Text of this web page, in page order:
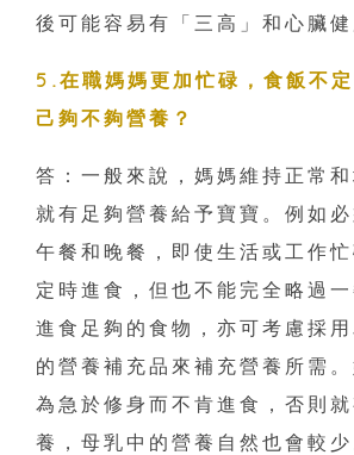
後可能容易有「三高」和心臟健
5.在職媽媽更加忙碌，食飯不
己夠不夠營養？
答：一般來說，媽媽維持正常和
就有足夠營養給予寶寶。例如必
午餐和晚餐，即使生活或工作
定時進食，但也不能完全略過
進食足夠的食物，亦可考慮採
的營養補充品來補充營養所需
為急於修身而不肯進食，否則
養，母乳中的營養自然也會